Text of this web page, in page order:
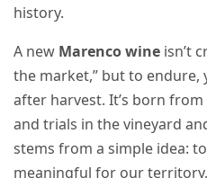
history.
A new Marenco wine isn’t
the market,” but to endure,
after harvest. It’s born
and trials in the vineyard
stems from a simple idea:
meaningful for our